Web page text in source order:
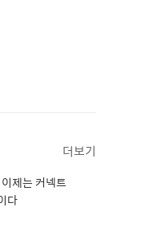
더보기
제는 커넥트
다